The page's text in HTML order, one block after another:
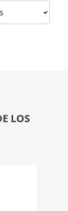
LOS